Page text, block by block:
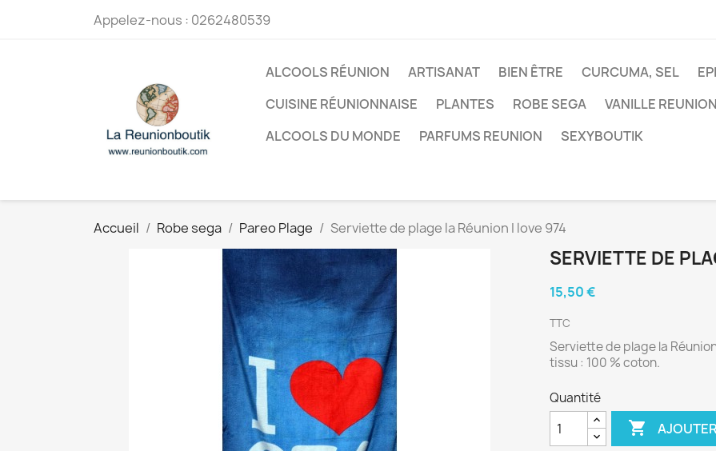
Appelez-nous : 0262480539
ALCOOLS RÉUNION ARTISANAT BIEN ÊTRE CURCUMA, SEL
CUISINE RÉUNIONNAISE
PLANTES ROBE SEGA VANILLE REUNION
ALCOOLS DU MONDE
PARFUMS REUNION SEXYBOUTIK
Accueil Robe sega Pareo Plage Serviette de plage la Réunion I love 974
SERVIETTE DE
15,50 €
TTC
Serviette de plage la
tissu : 100 % coton.
Quantité
